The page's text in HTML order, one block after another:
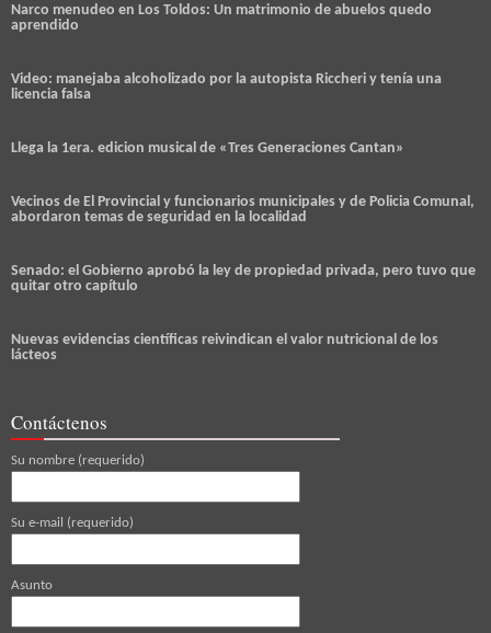
Narco menudeo en Los Toldos: Un matrimonio de abuelos quedo
aprendido
Video: manejaba alcoholizado por la autopista Riccheri y tenía una
licencia falsa
Llega la 1era. edicion musical de «Tres Generaciones Cantan»
Vecinos de El Provincial y funcionarios municipales y de Policia Comunal,
abordaron temas de seguridad en la localidad
Senado: el Gobierno aprobó la ley de propiedad privada, pero tuvo que
quitar otro capítulo
Nuevas evidencias científicas reivindican el valor nutricional de los
lácteos
Contáctenos
Su nombre (requerido)
Su e-mail (requerido)
Asunto